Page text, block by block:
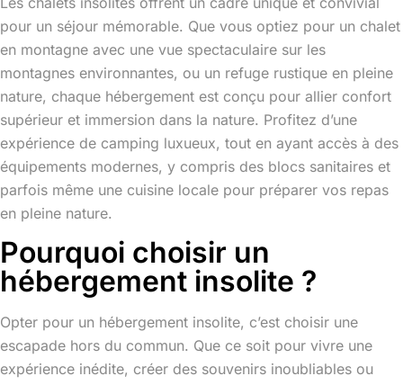
pour un séjour mémorable. Que vous optiez pour un chalet
en montagne avec une vue spectaculaire sur les
montagnes environnantes, ou un refuge rustique en pleine
nature, chaque hébergement est conçu pour allier confort
supérieur et immersion dans la nature. Profitez d’une
expérience de camping luxueux, tout en ayant accès à des
équipements modernes, y compris des blocs sanitaires et
parfois même une cuisine locale pour préparer vos repas
en pleine nature.
Pourquoi choisir un
hébergement insolite ?
Opter pour un hébergement insolite, c’est choisir une
escapade hors du commun. Que ce soit pour vivre une
expérience inédite, créer des souvenirs inoubliables ou